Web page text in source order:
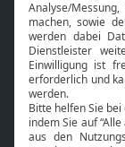
Bibel TV
Über uns
Jobs